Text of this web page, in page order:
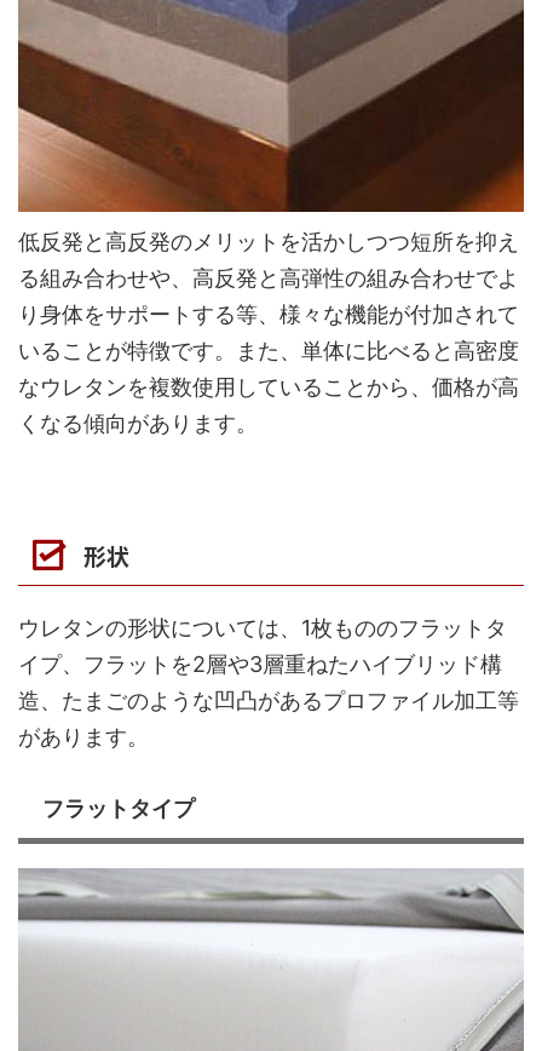
低反発と高反発のメリットを活かしつつ短所を抑え
る組み合わせや、高反発と高弾性の組み合わせでよ
り身体をサポートする等、様々な機能が付加されて
いることが特徴です。また、単体に比べると高密度
なウレタンを複数使用していることから、価格が高
くなる傾向があります。
形状
ウレタンの形状については、1枚もののフラットタ
イプ、フラットを2層や3層重ねたハイブリッド構
造、たまごのような凹凸があるプロファイル加工等
があります。
フラットタイプ